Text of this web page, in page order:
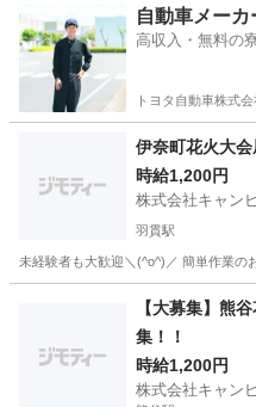
南越谷駅 飲
自動車メー
高収入・無料の
トヨタ自動車株式会
伊奈町花火大
時給1,200円
株式会社キャン
羽貫駅
羽貫駅 飲
【大募集】熊
集！！
時給1,200円
株式会社キャン